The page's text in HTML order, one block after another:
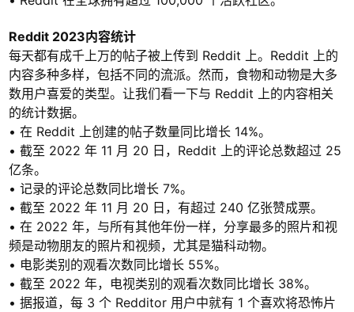
Reddit 2023内容统计
每天都有成千上万的帖子被上传到 Reddit 上。Reddit 上的
内容多种多样，包括不同的流派。然而，食物和动物是大多
数用户喜爱的类型。让我们看一下与 Reddit 上的内容相关
的统计数据。
• 在 Reddit 上创建的帖子数量同比增长 14%。
• 截至 2022 年 11 月 20 日，Reddit 上的评论总数超过 25
亿条。
• 记录的评论总数同比增长 7%。
• 截至 2022 年 11 月 20 日，有超过 240 亿张赞成票。
• 在 2022 年，与所有其他年份一样，分享最多的照片和视
频是动物朋友的照片和视频，尤其是猫科动物。
• 电影类别的观看次数同比增长 55%。
• 截至 2022 年，电视类别的观看次数同比增长 38%。
• 据报道，每 3 个 Redditor 用户中就有 1 个喜欢将恐怖片